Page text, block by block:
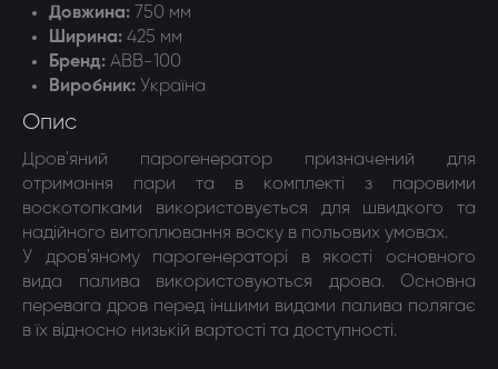
Довжина: 750 мм
Ширина: 425 мм
Бренд: АВВ-100
Виробник: Україна
Опис
Дров'яний парогенератор призначений для
отримання пари та в комплекті з паровими
воскотопками використовується для швидкого та
надійного витоплювання воску в польових умовах.
У дров'яному парогенераторі в якості основного
вида палива використовуються дрова. Основна
перевага дров перед іншими видами палива полягає
в їх відносно низькій вартості та доступності.